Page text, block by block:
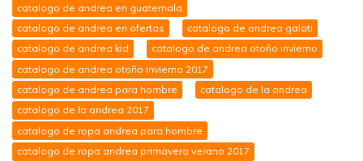
catalogo de andrea en guatemala
catalogo de andrea en ofertas
catalogo de andrea galati
catalogo de andrea kid
catalogo de andrea otoño invierno
catalogo de andrea otoño invierno 2017
catalogo de andrea para hombre
catalogo de la andrea
catalogo de la andrea 2017
catalogo de ropa andrea para hombre
catalogo de ropa andrea primavera verano 2017